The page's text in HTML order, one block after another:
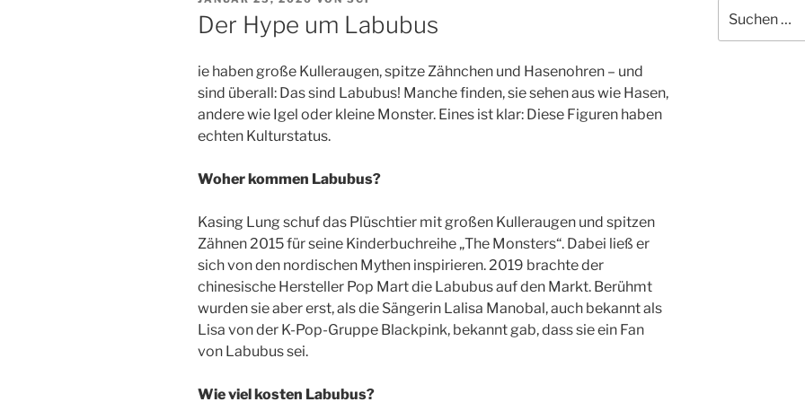
AM
Der Hype um Labubus
ie haben große Kulleraugen, spitze Zähnchen und Hasenohren – und
sind überall: Das sind Labubus! Manche finden, sie sehen aus wie Hasen,
andere wie Igel oder kleine Monster. Eines ist klar: Diese Figuren haben
echten Kulturstatus.
Woher kommen Labubus?
Kasing Lung schuf das Plüschtier mit großen Kulleraugen und spitzen
Zähnen 2015 für seine Kinderbuchreihe „The Monsters“. Dabei ließ er
sich von den nordischen Mythen inspirieren. 2019 brachte der
chinesische Hersteller Pop Mart die Labubus auf den Markt. Berühmt
wurden sie aber erst, als die Sängerin Lalisa Manobal, auch bekannt als
Lisa von der K-Pop-Gruppe Blackpink, bekannt gab, dass sie ein Fan
von Labubus sei.
Wie viel kosten Labubus?
nach: